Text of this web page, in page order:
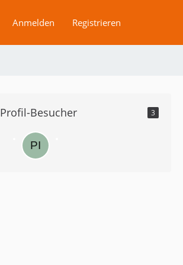
Anmelden Registrieren
Profil-Besucher 3